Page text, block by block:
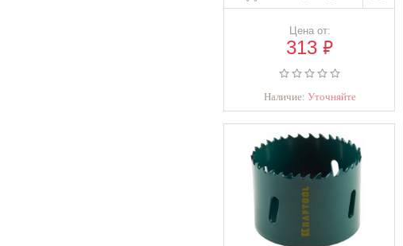
Цена от:
313₽
Наличие: Уточняйте